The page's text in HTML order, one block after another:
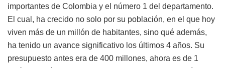
importantes de Colombia y el número 1 del departamento.
El cual, ha crecido no solo por su población, en el que hoy
viven más de un millón de habitantes, sino qué además,
ha tenido un avance significativo los últimos 4 años. Su
presupuesto antes era de 400 millones, ahora es de 1